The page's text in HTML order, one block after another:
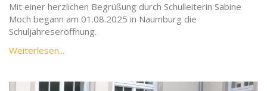
Mit einer herzlichen Begrüßung durch Schulleiterin Sabine
Moch begann am 01.08.2025 in Naumburg die
Schuljahreseröffnung.
Weiterlesen...